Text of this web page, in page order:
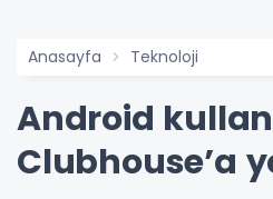
Anasayfa Teknoloji
Android
Clubhouse’a